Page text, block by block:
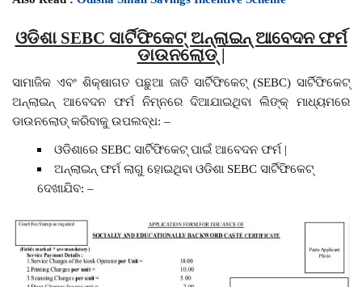
ଓଡିଶା SEBC ସାର୍ଟିଫିକେଟ୍ ଅନ୍ଲାଇନ୍ ଆବେଦନ ଫର୍ମ
ଡାଉନଲୋଡ୍ |
ସାମାଜିକ ଏବଂ ଶିକ୍ଷାଗତ ପଛୁଆ ଜାତି ସାର୍ଟିଫିକେଟ୍ (SEBC) ସାର୍ଟିଫିକେଟ୍
ଅନ୍ଲାଇନ୍ ଆବେଦନ ଫର୍ମ ନିମ୍ନରେ ଦିଆଯାଇଥିବା ଲିଙ୍କ୍ ମାଧ୍ୟମରେ
ଡାଉନଲୋଡ୍ କରିବାକୁ ଉପଲବ୍ଧ: –
ଓଡିଶାରେ SEBC ସାର୍ଟିଫିକେଟ୍ ପାଇଁ ଆବେଦନ ଫର୍ମ |
ଅନ୍ଲାଇନ୍ ଫର୍ମ ଲାଗୁ ହୋଇଥିବା ଓଡିଶା SEBC ସାର୍ଟିଫିକେଟ୍
ଦେଖାଯିବ: –